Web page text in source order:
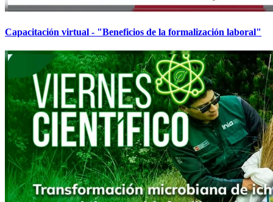
Capacitación virtual - "Beneficios de la formalización laboral"